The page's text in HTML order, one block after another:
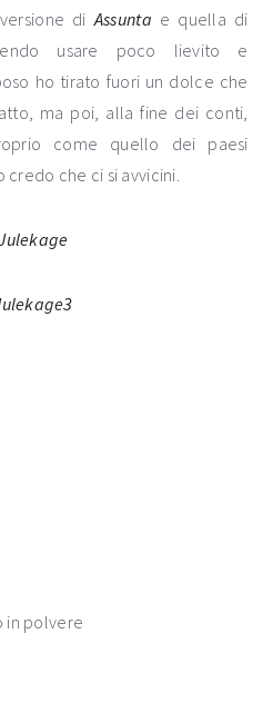
diAssunta e quella di
usare poco lievito e
ho tirato fuori un dolce che
ma poi, alla fine dei conti,
come quello dei paesi
che ci si avvicini.
in polvere